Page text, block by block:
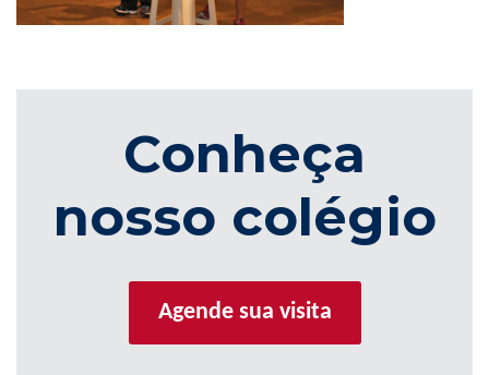
Conheça
nosso colégio
Agende sua visita